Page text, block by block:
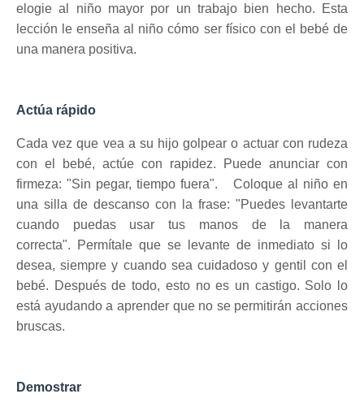
elogie al niño mayor por un trabajo bien hecho.
Esta
lección le enseña al niño cómo ser físico con el bebé de
una manera positiva.
Actúa rápido
Cada vez que vea a su hijo golpear o actuar con rudeza
con el bebé, actúe con rapidez.
Puede anunciar con
firmeza: "Sin pegar, tiempo fuera".
Coloque al niño en
una silla de descanso con la frase: "Puedes levantarte
cuando puedas usar tus manos de la manera
correcta".
Permítale que se levante de inmediato si lo
desea, siempre y cuando sea cuidadoso y gentil con el
bebé. Después de todo, esto no es un castigo. Solo lo
está ayudando a aprender que no se permitirán acciones
bruscas.
Demostrar